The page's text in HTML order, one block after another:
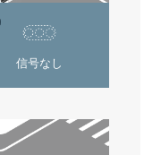
信号なし